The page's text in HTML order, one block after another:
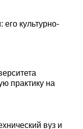
его культурно-
практику на
вуз и